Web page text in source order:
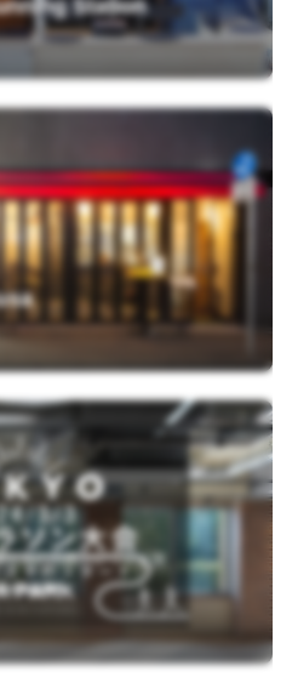
Station
水の市民カレッジ２階
PARK